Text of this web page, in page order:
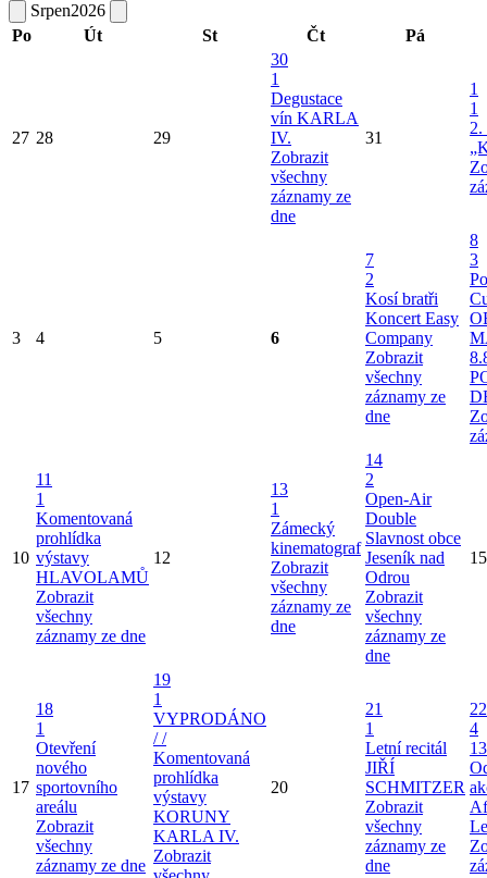
Srpen2026
Po
Út St Čt Pá
27 28 29
30
1
Degustace
vín KARLA
IV.
Zobrazit
všechny
záznamy ze
dne
31
1
1
2.
3 4 5 6
7
2
Kosí bratři
Koncert Easy
Company
Zobrazit
všechny
záznamy ze
dne
8
3
10
11
1
Komentovaná
prohlídka
výstavy
HLAVOLAMŮ
Zobrazit
všechny
záznamy ze dne
12
13
1
Zámecký
kinematograf
Zobrazit
všechny
záznamy ze
dne
14
2
Open-Air
Double
Slavnost obce
Jeseník nad
Odrou
Zobrazit
všechny
záznamy ze
dne
15
17
18
1
Otevření
nového
sportovního
areálu
Zobrazit
všechny
záznamy ze dne
19
1
VYPRODÁNO
/ /
Komentovaná
prohlídka
výstavy
KORUNY
KARLA IV.
Zobrazit
20
21
1
Letní recitál
JIŘÍ
SCHMITZER
Zobrazit
všechny
záznamy ze
dne
22
4